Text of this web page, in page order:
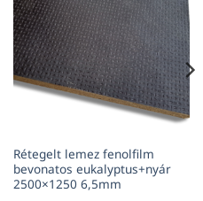
Rétegelt lemez fenolfilm
bevonatos eukalyptus+nyár
2500×1250 6,5mm